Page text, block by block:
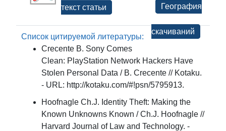
География
скачиваний
текст статьи
Список цитируемой литературы:
Crecente B. Sony Comes
Clean: PlayStation Network Hackers Have
Stolen Personal Data / B. Crecente // Kotaku.
- URL: http://kotaku.com/#!psn/5795913.
Hoofnagle Ch.J. Identity Theft: Making the
Known Unknowns Known / Ch.J. Hoofnagle //
Harvard Journal of Law and Technology. -